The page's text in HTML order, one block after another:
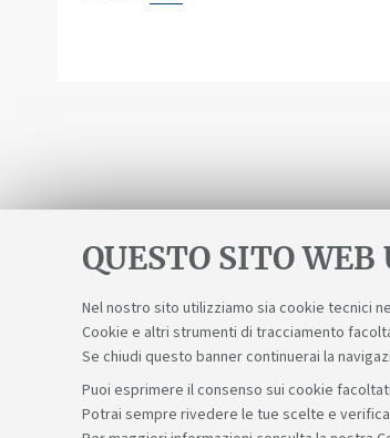
QUESTO SITO
Nel nostro sito utilizziamo sia cookie tecnici
Cookie e altri strumenti di tracciamento
Se chiudi questo banner continuerai la
Puoi esprimere il consenso sui cookie
Potrai sempre rivedere le tue scelte e